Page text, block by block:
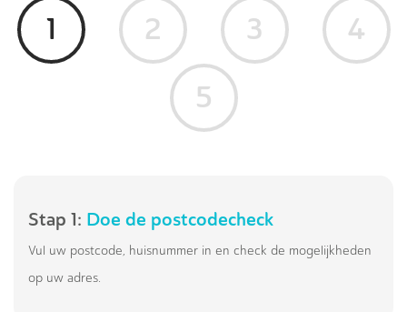
1 2 3
4
5
Stap 1: Doe de postcodecheck
Vul uw postcode, huisnummer in en check de mogelijkheden
op uw adres.